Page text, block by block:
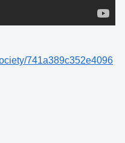
741a389c352e4096